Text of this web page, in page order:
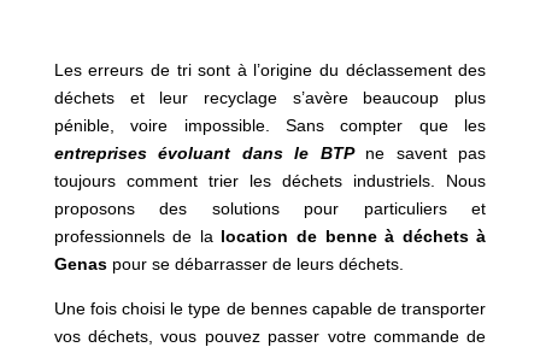
Les erreurs de tri sont à l’origine du déclassement des
déchets et leur recyclage s’avère beaucoup plus
pénible, voire impossible. Sans compter que les
entreprises évoluant dans le BTPne savent pas
toujours comment trier les déchets industriels. Nous
proposons des solutions pour particuliers et
professionnels de la location de benne à déchets à
Genaspour se débarrasser de leurs déchets.
Une fois choisi le type de bennes capable de transporter
vos déchets, vous pouvez passer votre commande de